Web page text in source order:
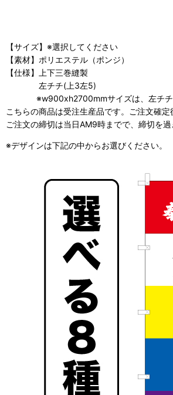
【サイズ】※選択してください
【素材】ポリエステル（ポンジ）
【仕様】上下三巻縫製
左チチ(上3左5)
※w900xh2700mmサイズは、左チチ(
こちらの商品は受注生産品です。ご注文確定
ご注文の締切は当日AM9時までで、締切を過
※デザインは下記の中からお選びください。